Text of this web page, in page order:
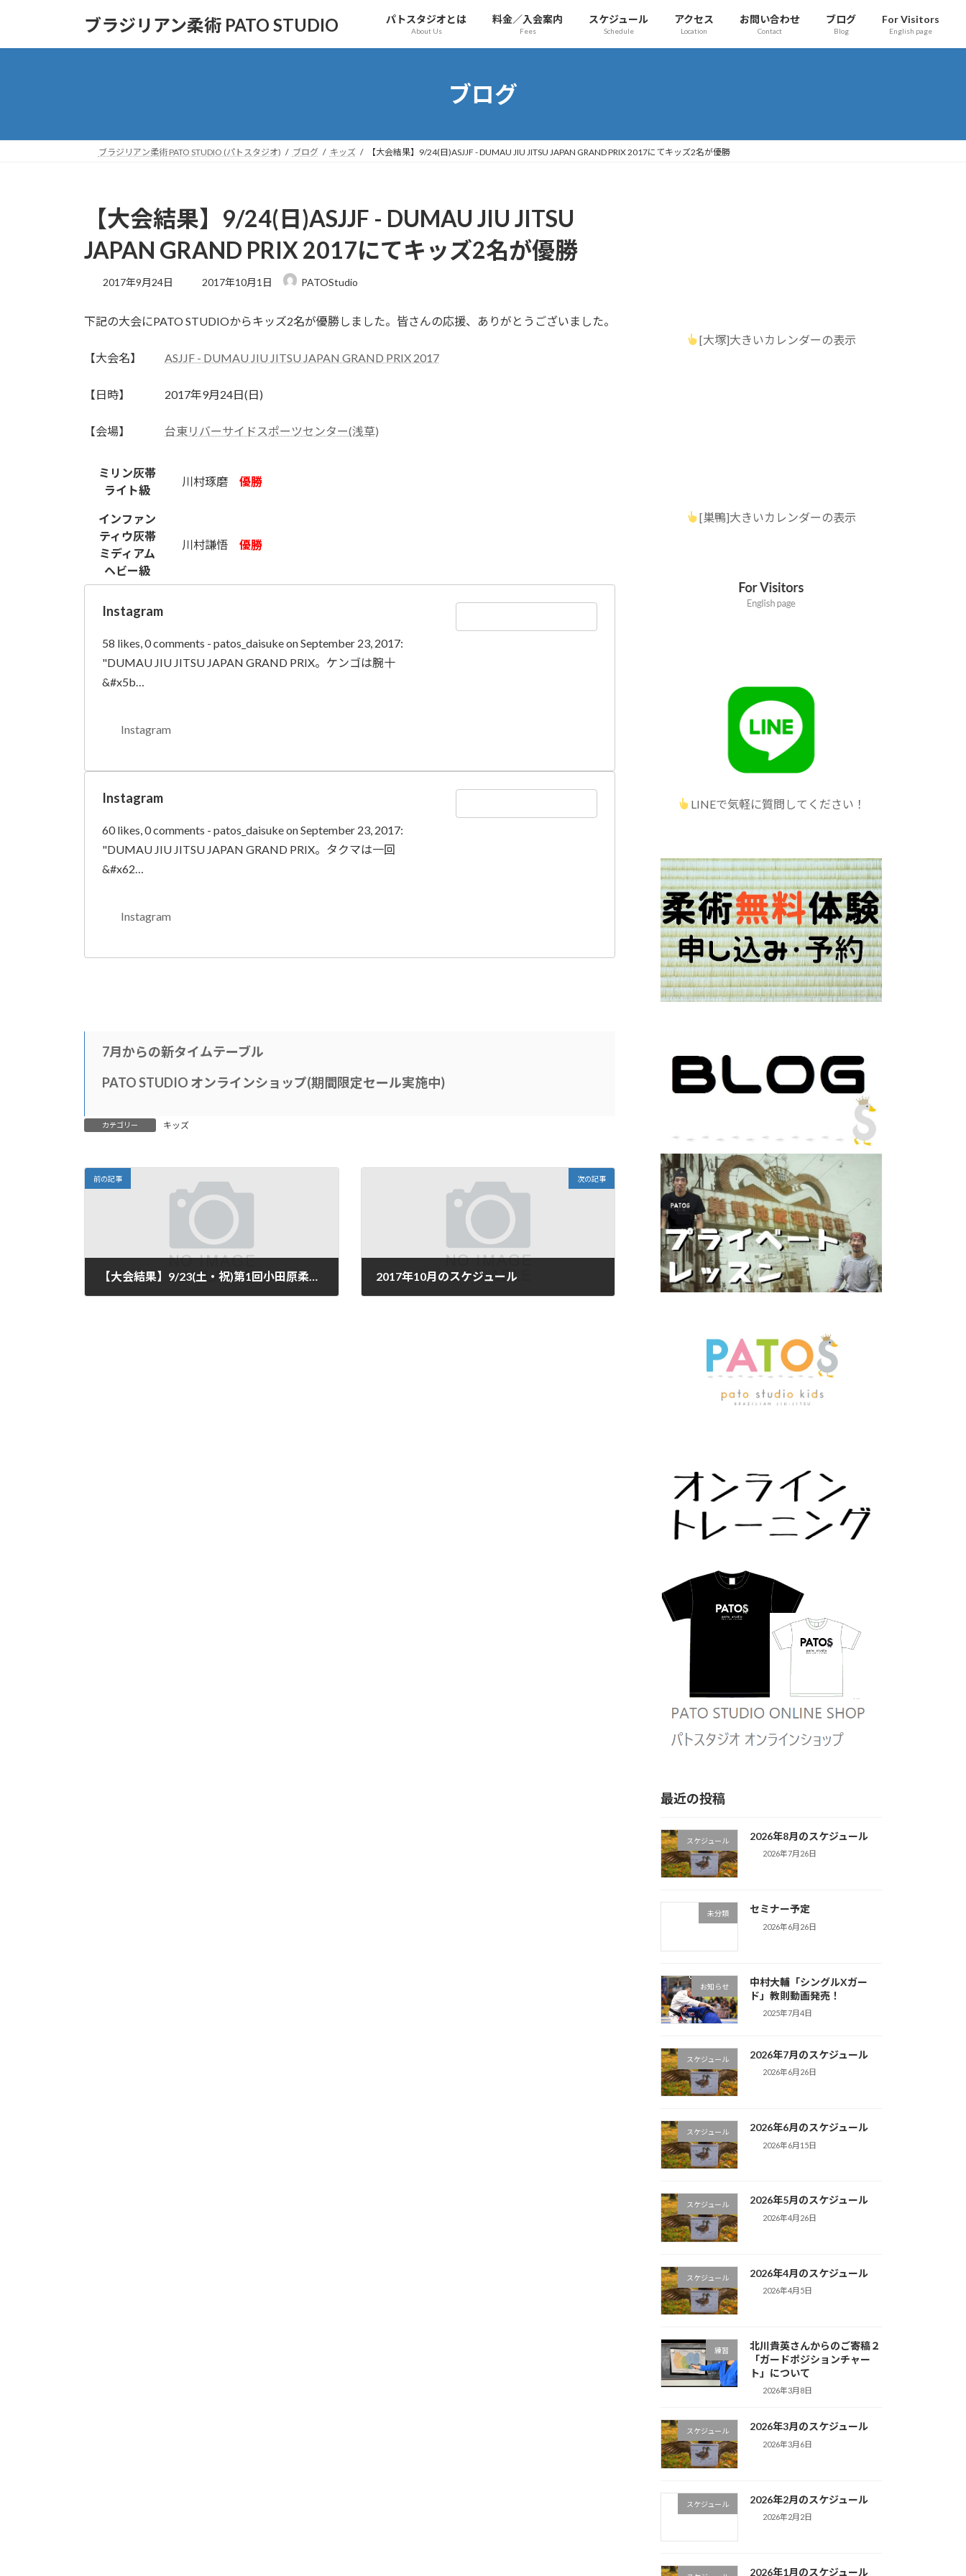
ブラジリアン柔術 PATO STUDIO パトスタジオとは
About Us
料金／入会案内
Fees
スケジュール
Schedule
アクセス
Location
お問い合わせ
Contact
ブログ
Blog
For Visitors
English page
ブログ
ブラジリアン柔術 PATO STUDIO (パトスタジオ) ブログ キッズ 【大会結果】9/24(日)ASJJF - DUMAU JIU JITSU JAPAN GRAND PRIX 2017にてキッズ2名が優勝
【大会結果】9/24(日)ASJJF - DUMAU JIU JITSU
JAPAN GRAND PRIX 2017にてキッズ2名が優勝
2017年9月24日
最
新
:
2017年10月1日 PATOStudio
下記の大会にPATO STUDIOからキッズ2名が優勝しました。皆さんの応援、ありがとうございました。
【大会名】 ASJJF - DUMAU JIU JITSU JAPAN GRAND PRIX 2017
【日時】 2017年9月24日(日)
【会場】 台東リバーサイドスポーツセンター(浅草)
ミリン灰帯
ライト級
川村琢磨 優勝
インファン
ティウ灰帯
ミディアム
ヘビー級
川村謙悟 優勝
Instagram
58 likes, 0 comments - patos_daisuke on September 23, 2017:
"DUMAU JIU JITSU JAPAN GRAND PRIX。ケンゴは腕十
&#x5b…
Instagram
Instagram
60 likes, 0 comments - patos_daisuke on September 23, 2017:
"DUMAU JIU JITSU JAPAN GRAND PRIX。タクマは一回
&#x62…
Instagram
7月からの新タイムテーブル
PATO STUDIO オンラインショップ(期間限定セール実施中)
カテゴリー キッズ
前の記事
【大会結果】9/23(土・祝)第1回小田原柔術オープントーナメントに2名が入賞
次の記事
2017年10月のスケジュール
[大塚]大きいカレンダーの表示
[巣鴨]大きいカレンダーの表示
LINEで気軽に質問してください！
最近の投稿
スケジュール 2026年8月のスケジュール
2026年7月26日
未分類 セミナー予定
2026年6月26日
お知らせ
中村大輔「シングルXガー
ド」教則動画発売！
2025年7月4日
スケジュール 2026年7月のスケジュール
2026年6月26日
スケジュール 2026年6月のスケジュール
2026年6月15日
スケジュール 2026年5月のスケジュール
2026年4月26日
スケジュール 2026年4月のスケジュール
2026年4月5日
練習
北川貴英さんからのご寄稿２
「ガードポジションチャー
ト」について
2026年3月8日
スケジュール 2026年3月のスケジュール
2026年3月6日
スケジュール 2026年2月のスケジュール
2026年2月2日
2026年1月のスケジュール